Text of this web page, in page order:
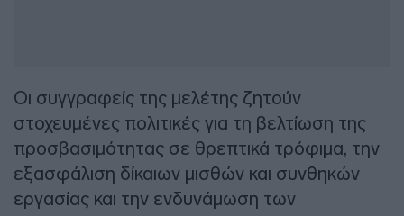
Οι συγγραφείς της μελέτης ζητούν
στοχευμένες πολιτικές για τη βελτίωση της
προσβασιμότητας σε θρεπτικά τρόφιμα, την
εξασφάλιση δίκαιων μισθών και συνθηκών
εργασίας και την ενδυνάμωση των